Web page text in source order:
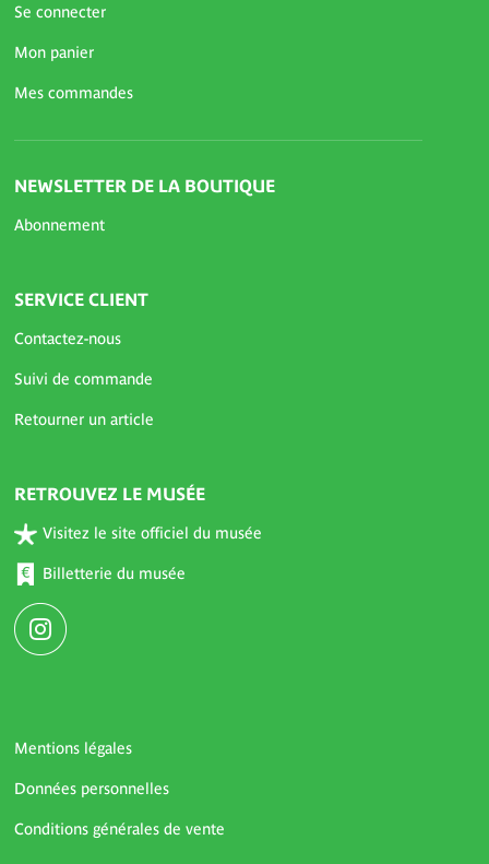
Se connecter
Mon panier
Mes commandes
NEWSLETTER DE LA BOUTIQUE
Abonnement
SERVICE CLIENT
Contactez-nous
Suivi de commande
Retourner un article
RETROUVEZ LE MUSÉE
Visitez le site officiel du musée
Billetterie du musée
Mentions légales
Données personnelles
Conditions générales de vente